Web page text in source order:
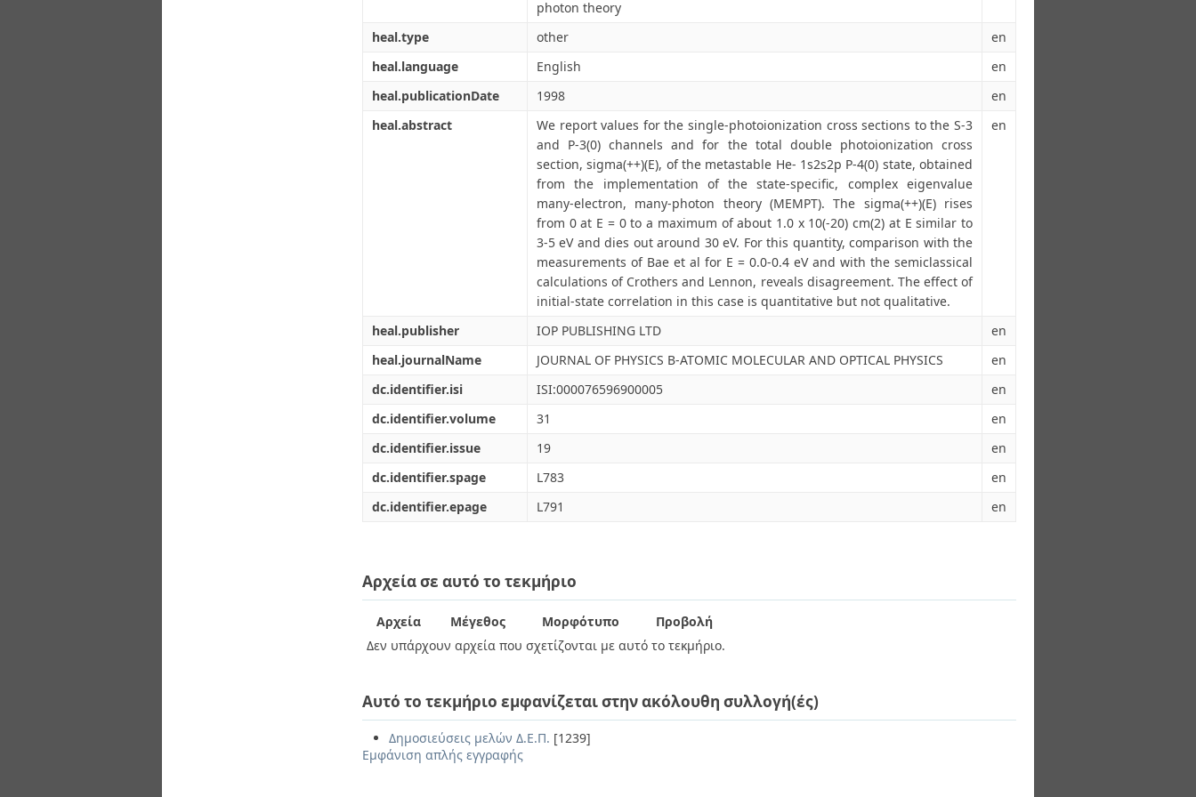
photon theory
heal.type other
en
heal.language
English
en
heal.publicationDate
1998
en
heal.abstract
We report values for the single-photoionization cross sections to the S-3
and P-3(0) channels and for the total double photoionization cross
section, sigma(++)(E), of the metastable He- 1s2s2p P-4(0) state, obtained
from the implementation of the state-specific, complex eigenvalue
many-electron, many-photon theory (MEMPT). The sigma(++)(E) rises
from 0 at E = 0 to a maximum of about 1.0 x 10(-20) cm(2) at E similar to
3-5 eV and dies out around 30 eV. For this quantity, comparison with the
measurements of Bae et al for E = 0.0-0.4 eV and with the semiclassical
calculations of Crothers and Lennon, reveals disagreement. The effect of
initial-state correlation in this case is quantitative but not qualitative.
en
heal.publisher IOP PUBLISHING LTD
en
heal.journalName
JOURNAL OF PHYSICS B-ATOMIC MOLECULAR AND OPTICAL PHYSICS
en
dc.identifier.isi
ISI:000076596900005
en
dc.identifier.volume
31
en
dc.identifier.issue
19
en
dc.identifier.spage
L783
en
dc.identifier.epage
L791 en
Αρχεία σε αυτό το τεκμήριο
Αρχεία Μέγεθος Μορφότυπο
Προβολή
Δεν υπάρχουν αρχεία που σχετίζονται με αυτό το τεκμήριο.
Αυτό το τεκμήριο εμφανίζεται στην ακόλουθη συλλογή(ές)
Δημοσιεύσεις μελών Δ.Ε.Π. [1239]
Εμφάνιση απλής εγγραφής